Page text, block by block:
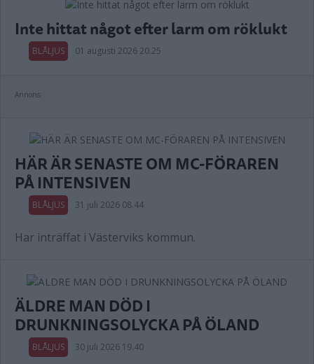
Inte hittat något efter larm om röklukt
BLÅLJUS 01 augusti 2026 20.25
Annons:
HÄR ÄR SENASTE OM MC-FÖRAREN
PÅ INTENSIVEN
BLÅLJUS 31 juli 2026 08.44
Har inträffat i Västerviks kommun.
ÄLDRE MAN DÖD I
DRUNKNINGSOLYCKA PÅ ÖLAND
BLÅLJUS 30 juli 2026 19.40